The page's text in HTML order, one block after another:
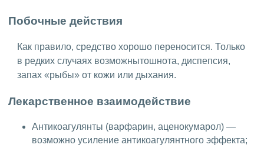
Побочные действия
Как правило, средство хорошо переносится. Только
в редких случаях возможнытошнота, диспепсия,
запах «рыбы» от кожи или дыхания.
Лекарственное взаимодействие
Антикоагулянты (варфарин, аценокумарол) —
возможно усиление антикоагулянтного эффекта;